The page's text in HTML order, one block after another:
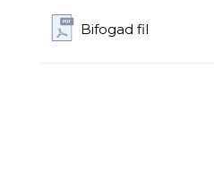
Bifogad fil